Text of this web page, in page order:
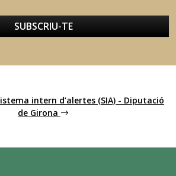
SUBSCRIU-TE
intern d’alertes (SIA) - Diputació
de Girona